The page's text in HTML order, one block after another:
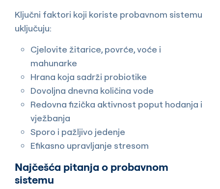
Ključni faktori koji koriste probavnom sistemu
uključuju:
Cjelovite žitarice, povrće, voće i
mahunarke
Hrana koja sadrži probiotike
Dovoljna dnevna količina vode
Redovna fizička aktivnost poput hodanja i
vježbanja
Sporo i pažljivo jedenje
Efikasno upravljanje stresom
Najčešća pitanja o probavnom
sistemu